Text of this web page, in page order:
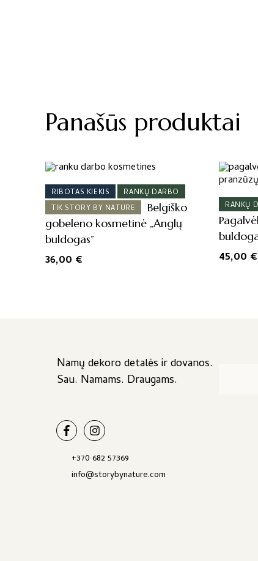
Panašūs produktai
RIBOTAS KIEKIS
RANKŲ DARBO
TIK STORY BY NATURE
Belgiško
gobeleno kosmetinė „Anglų
buldogas”
36,00 €
RANKŲ
45,00 €
Namų dekoro detalės ir dovanos.
Sau. Namams. Draugams.
+370 682 57369
info@storybynature.com